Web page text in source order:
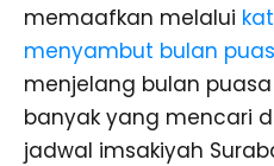
memaafkan melalui
menyambut bulan
menjelang bulan
banyak yang mencari
jadwal imsakiyah